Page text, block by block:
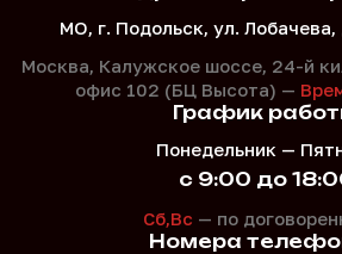
МО, г. Подольск, ул. Лобачева,
Москва, Калужское шоссе, 24-й
офис 102 (БЦ Высота) —
Номера
График
Понедельник —
с 9:00 до
Сб,Вс — по